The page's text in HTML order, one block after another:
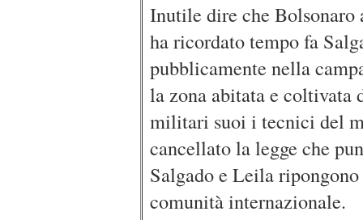
Inutile dire che Bolsonaro
ha ricordato tempo fa
pubblicamente nella
la zona abitata e coltivata
militari suoi i tecnici del
cancellato la legge che
Salgado e Leila
comunità internazionale.